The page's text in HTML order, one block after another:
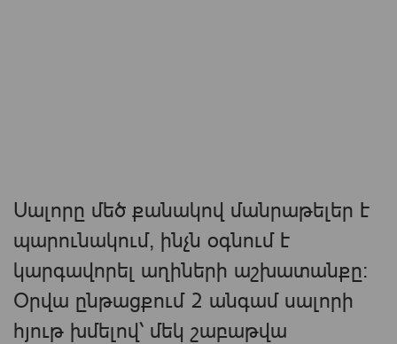
Սալորը մեծ քանակով մանրաթելեր է
պարունակում, ինչն օգնում է
կարգավորել աղիների աշխատանքը։
Օրվա ընթացքում 2 անգամ սալորի
հյութ խմելով՝ մեկ շաբաթվա